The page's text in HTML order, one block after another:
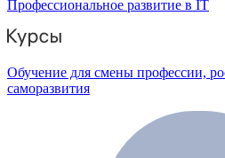
Профессиональное развитие в IT
Обучение для смены профессии,
саморазвития